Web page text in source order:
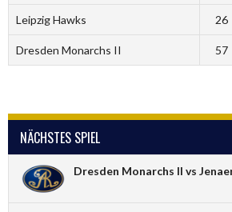
Leipzig Hawks 26
Dresden Monarchs II 57
NÄCHSTES SPIEL
Dresden Monarchs II vs